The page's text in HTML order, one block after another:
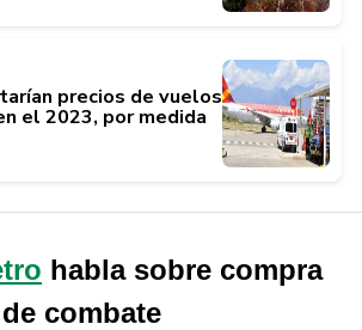
precios de vuelos
el 2023, por medida
habla sobre compra
combate